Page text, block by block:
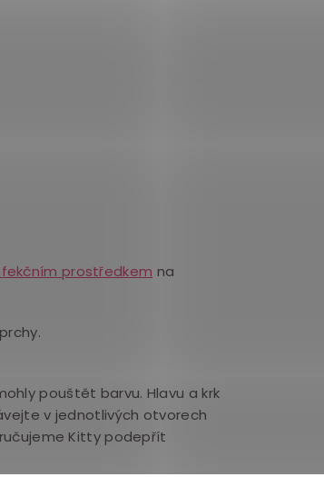
prostředkem na
pouštět barvu. Hlavu a krk
v jednotlivých otvorech
Kitty podepřít